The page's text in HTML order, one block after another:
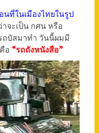
นที่ในเมืองไทยในรูป
จะเป็น กศน หรือ
บัสมาทำ วันนี้ผมมี
อ “รถถังหนังสือ”